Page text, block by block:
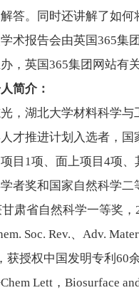
答。同时还讲解了如何
术报告会由英国365集
，英国365集团网站有
简介：
，湖北大学材料科学
才推进计划入选者，
目1项、面上项目4项
者奖和国家自然科学二
肃省自然科学一等奖
Soc. Rev.、Adv.
获授权中国发明专利60
Lett，Biosurface